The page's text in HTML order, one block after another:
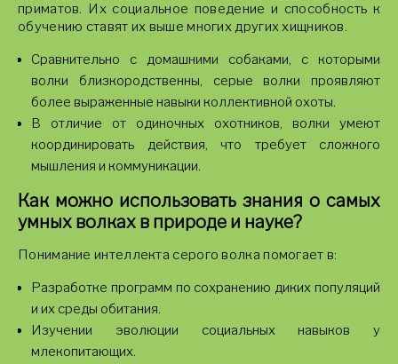
приматов. Их социальное поведение и способность к
обучению ставят их выше многих других хищников.
Сравнительно с домашними собаками, с которыми
волки близкородственны, серые волки проявляют
более выраженные навыки коллективной охоты.
В отличие от одиночных охотников, волки умеют
координировать действия, что требует сложного
мышления и коммуникации.
Как можно использовать знания о самых
умных волках в природе и науке?
Понимание интеллекта серого волка помогает в:
Разработке программ по сохранению диких популяций
и их среды обитания.
Изучении эволюции социальных навыков у
млекопитающих.